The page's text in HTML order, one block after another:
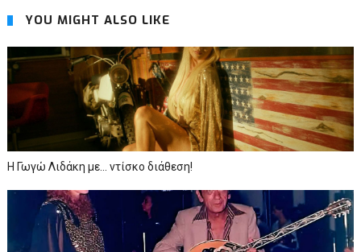
YOU MIGHT ALSO LIKE
Η Γωγώ Λιδάκη με... ντίσκο διάθεση!